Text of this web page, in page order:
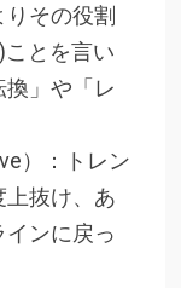
りその役割
ことを言い
換」や「レ
）：トレン
上抜け、あ
ンに戻っ